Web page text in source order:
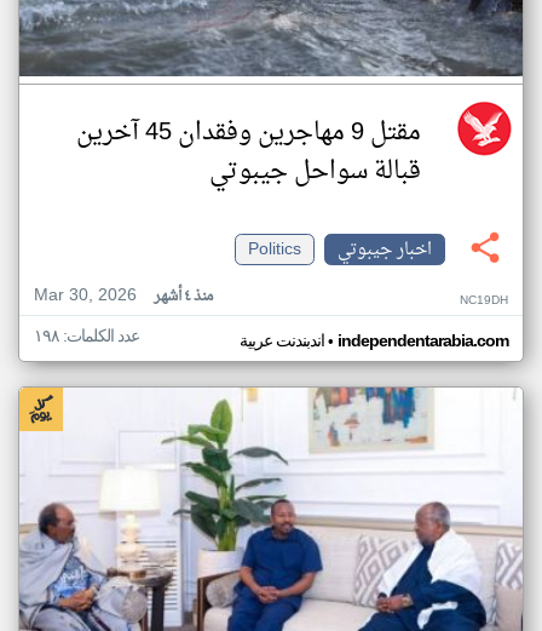
مقتل 9 مهاجرين وفقدان 45 آخرين
قبالة سواحل جيبوتي
اخبار جيبوتي
Politics
Mar 30, 2026
منذ ٤ أشهر NC19DH
اندبندنت عربية• independentarabia.com عدد الكلمات: ١٩٨